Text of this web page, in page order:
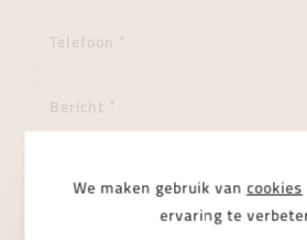
We maken gebruik van cookies
ervaring te